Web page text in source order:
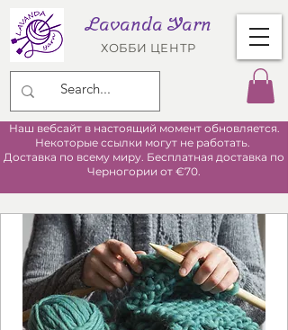
Lavanda Yarn
ХОББИ ЦЕНТР
Наш вебсайт в настоящий момент обновляется.
Некоторые ссылки могут не работать.
Доставка по всему миру. Бесплатная доставка по
Черногории от €70.